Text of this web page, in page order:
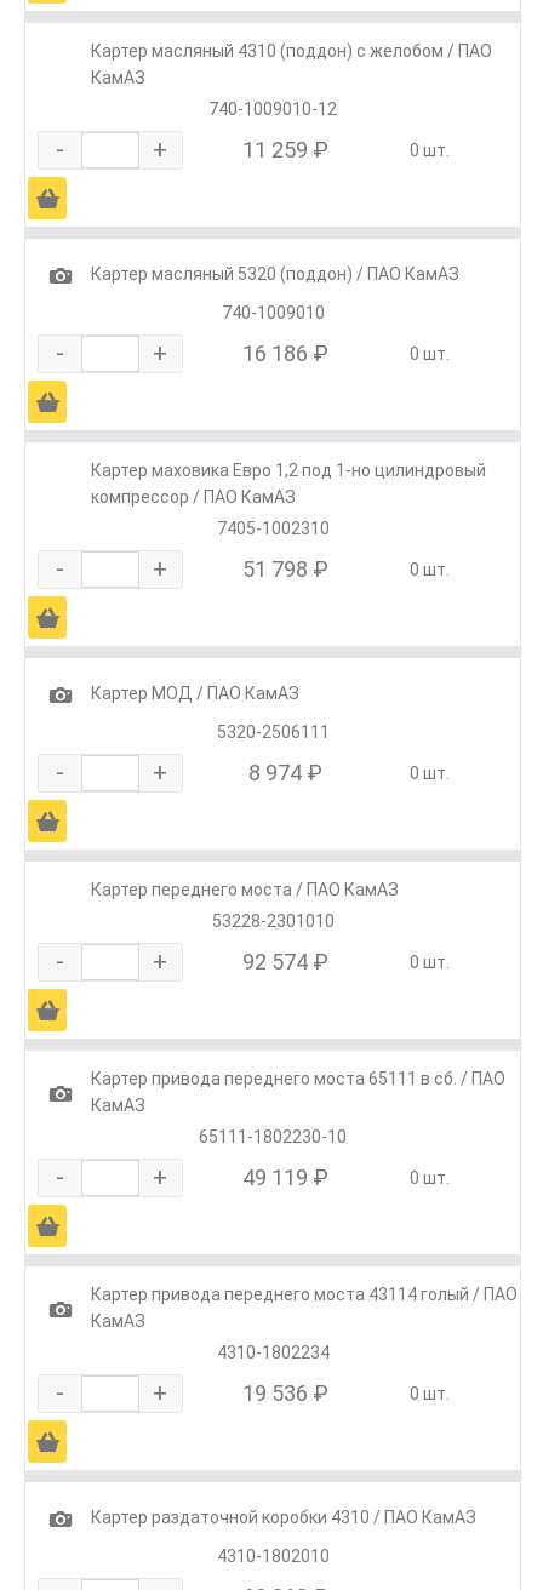
Картер масляный 4310 (поддон) с желобом / ПАО
КамАЗ
740-1009010-12
- + 11 259 ₽ 0 шт.
Ä
1
Картер масляный 5320 (поддон) / ПАО КамАЗ
740-1009010
- + 16 186 ₽ 0 шт.
Ä
Картер маховика Евро 1,2 под 1-но цилиндровый
компрессор / ПАО КамАЗ
7405-1002310
- + 51 798 ₽ 0 шт.
Ä
1
Картер МОД / ПАО КамАЗ
5320-2506111
- + 8 974 ₽ 0 шт.
Ä
Картер переднего моста / ПАО КамАЗ
53228-2301010
- + 92 574 ₽ 0 шт.
Ä
1
Картер привода переднего моста 65111 в сб. / ПАО
КамАЗ
65111-1802230-10
- + 49 119 ₽ 0 шт.
Ä
1
Картер привода переднего моста 43114 голый / ПАО
КамАЗ
4310-1802234
- + 19 536 ₽ 0 шт.
Ä
1
Картер раздаточной коробки 4310 / ПАО КамАЗ
4310-1802010